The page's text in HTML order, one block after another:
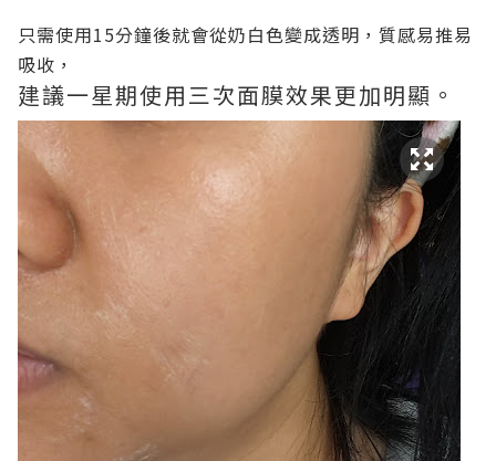
只需使用15分鐘後就會從奶白色變成透明，質感易推易
吸收，
建議一星期使用三次面膜效果更加明顯。